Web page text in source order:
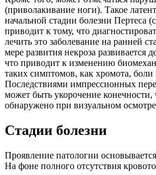
(приволакивание ноги). Такое
начальной стадии болезни Пертеса
приводит к тому, что
лечить это заболевание на ранней
мере развития некроза развивается
что приводит к изменению
таких симптомов, как хромота, боли
Последствиями импрессионных
может быть укорочение конечности,
обнаружено при визуальном
Стадии болезни
Проявление патологии
На фоне полного отсутствия